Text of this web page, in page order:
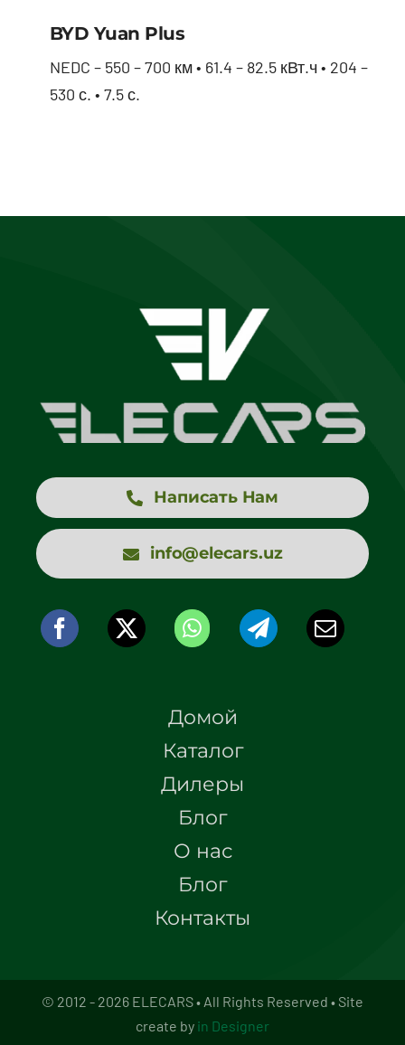
BYD Yuan Plus
NEDC – 550 – 700 км • 61.4 – 82.5 кВт.ч • 204 –
530 с. • 7.5 с.
Написать Нам
info@elecars.uz
Домой
Каталог
Дилеры
Блог
О нас
Блог
Контакты
© 2012 - 2026 ELECARS • All Rights Reserved • Site
create by in Designer